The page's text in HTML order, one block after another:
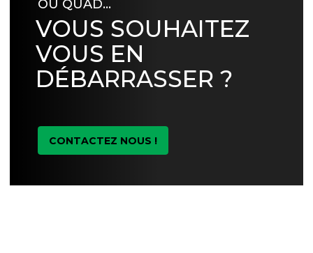
OU QUAD…
VOUS SOUHAITEZ
VOUS EN
DÉBARRASSER ?
CONTACTEZ NOUS !